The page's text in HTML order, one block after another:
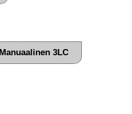
Manuaalinen 3LC